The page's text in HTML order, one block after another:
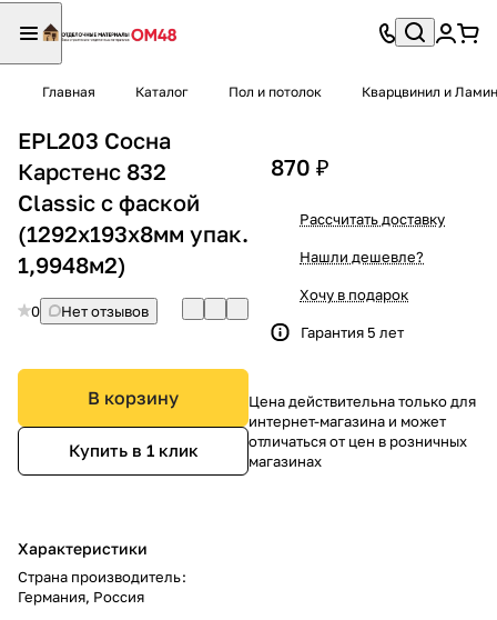
Главная Каталог Пол и потолок Кварцвинил и
EPL203 Сосна
Карстенс 832
Сlassic с фаской
(1292х193х8мм упак.
1,9948м2)
0 Нет отзывов
В корзину
Купить в 1 клик
Характеристики
Страна производитель:
Германия, Россия
870 ₽
Рассчитать доставку
Нашли дешевле?
Хочу в подарок
Гарантия 5 лет
Цена действительна только для
интернет-магазина и может
отличаться от цен в розничных
магазинах